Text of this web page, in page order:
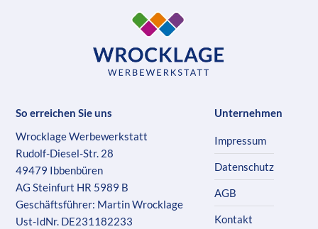
So erreichen Sie uns
Wrocklage Werbewerkstatt
Rudolf-Diesel-Str. 28
49479 Ibbenbüren
AG Steinfurt HR 5989 B
Geschäftsführer: Martin Wrocklage
Ust-IdNr. DE231182233
Unternehmen
Impressum
Datenschutz
AGB
Kontakt